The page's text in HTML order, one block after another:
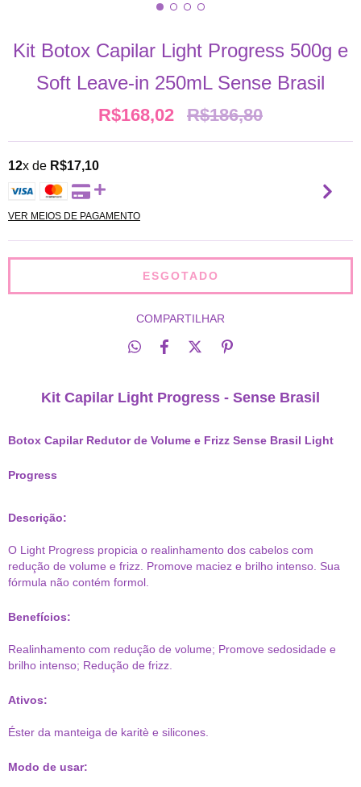
Kit Botox Capilar Light Progress 500g e
Soft Leave-in 250mL Sense Brasil
R$168,02 R$186,80
12x de R$17,10
VER MEIOS DE PAGAMENTO
COMPARTILHAR
Kit Capilar Light Progress - Sense Brasil
Botox Capilar Redutor de Volume e Frizz Sense Brasil Light
Progress
Descrição:
O Light Progress propicia o realinhamento dos cabelos com
redução de volume e frizz. Promove maciez e brilho intenso. Sua
fórmula não contém formol.
Benefícios:
Realinhamento com redução de volume; Promove sedosidade e
brilho intenso; Redução de frizz.
Ativos:
Éster da manteiga de karitè e silicones.
Modo de usar: